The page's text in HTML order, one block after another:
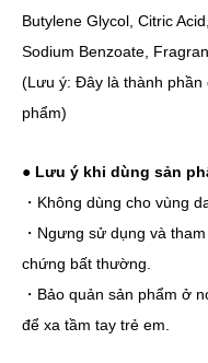
Butylene Glycol, Citric
Sodium Benzoate,
(Lưu ý: Đây là thành phần
phẩm)
● Lưu ý khi dùng sản
・Không dùng cho vùng
・Ngưng sử dụng và
chứng bất thường.
・Bảo quản sản phẩm ở
để xa tầm tay trẻ em.